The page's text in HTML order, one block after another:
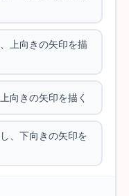
上向きの矢印を描
向きの矢印を描く
、下向きの矢印を